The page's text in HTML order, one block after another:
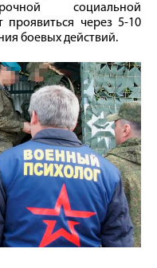
социальной
проявиться через 5-10
боевых действий.